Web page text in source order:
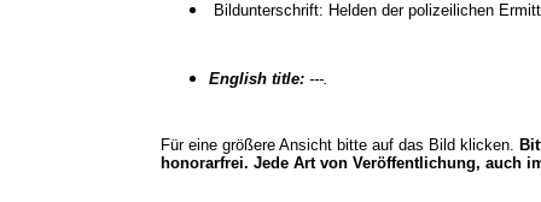
Bildunterschrift: Helden der polizeilichen
English title: ---.
Für eine größere Ansicht bitte auf das Bild klicken.
honorarfrei. Jede Art von Veröffentlichung, auch